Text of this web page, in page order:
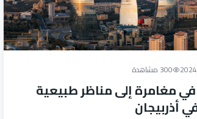
300 مشاهدة
مغامرة إلى مناظر طبيعية
أذربيجان